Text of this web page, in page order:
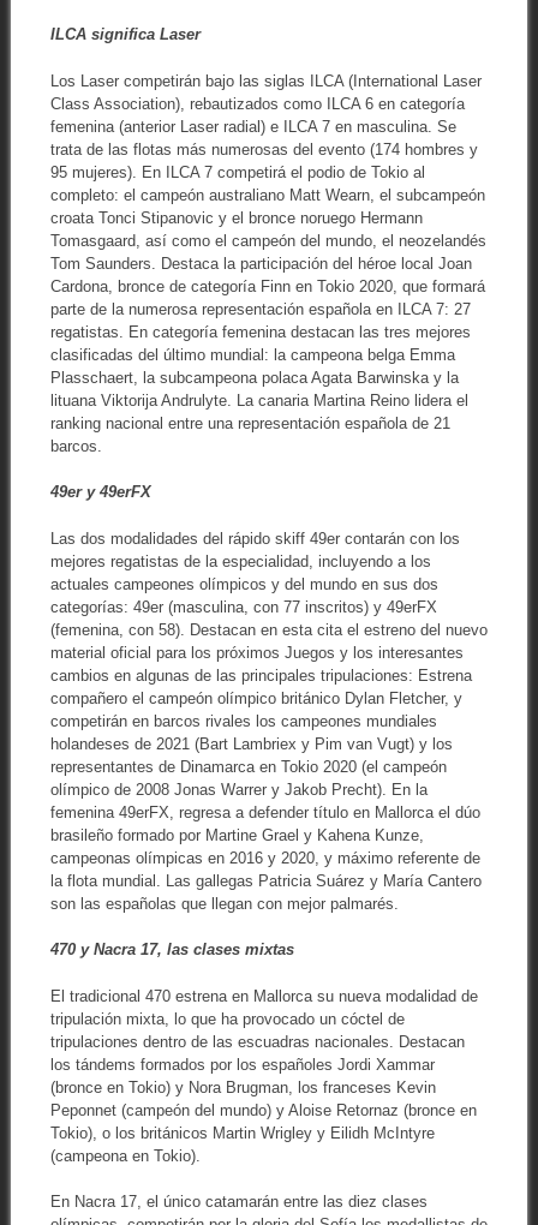
ILCA significa Laser
Los Laser competirán bajo las siglas ILCA (International Laser
Class Association), rebautizados como ILCA 6 en categoría
femenina (anterior Laser radial) e ILCA 7 en masculina. Se
trata de las flotas más numerosas del evento (174 hombres y
95 mujeres). En ILCA 7 competirá el podio de Tokio al
completo: el campeón australiano Matt Wearn, el subcampeón
croata Tonci Stipanovic y el bronce noruego Hermann
Tomasgaard, así como el campeón del mundo, el neozelandés
Tom Saunders. Destaca la participación del héroe local Joan
Cardona, bronce de categoría Finn en Tokio 2020, que formará
parte de la numerosa representación española en ILCA 7: 27
regatistas. En categoría femenina destacan las tres mejores
clasificadas del último mundial: la campeona belga Emma
Plasschaert, la subcampeona polaca Agata Barwinska y la
lituana Viktorija Andrulyte. La canaria Martina Reino lidera el
ranking nacional entre una representación española de 21
barcos.
49er y 49erFX
Las dos modalidades del rápido skiff 49er contarán con los
mejores regatistas de la especialidad, incluyendo a los
actuales campeones olímpicos y del mundo en sus dos
categorías: 49er (masculina, con 77 inscritos) y 49erFX
(femenina, con 58). Destacan en esta cita el estreno del nuevo
material oficial para los próximos Juegos y los interesantes
cambios en algunas de las principales tripulaciones: Estrena
compañero el campeón olímpico británico Dylan Fletcher, y
competirán en barcos rivales los campeones mundiales
holandeses de 2021 (Bart Lambriex y Pim van Vugt) y los
representantes de Dinamarca en Tokio 2020 (el campeón
olímpico de 2008 Jonas Warrer y Jakob Precht). En la
femenina 49erFX, regresa a defender título en Mallorca el dúo
brasileño formado por Martine Grael y Kahena Kunze,
campeonas olímpicas en 2016 y 2020, y máximo referente de
la flota mundial. Las gallegas Patricia Suárez y María Cantero
son las españolas que llegan con mejor palmarés.
470 y Nacra 17, las clases mixtas
El tradicional 470 estrena en Mallorca su nueva modalidad de
tripulación mixta, lo que ha provocado un cóctel de
tripulaciones dentro de las escuadras nacionales. Destacan
los tándems formados por los españoles Jordi Xammar
(bronce en Tokio) y Nora Brugman, los franceses Kevin
Peponnet (campeón del mundo) y Aloise Retornaz (bronce en
Tokio), o los británicos Martin Wrigley y Eilidh McIntyre
(campeona en Tokio).
En Nacra 17, el único catamarán entre las diez clases